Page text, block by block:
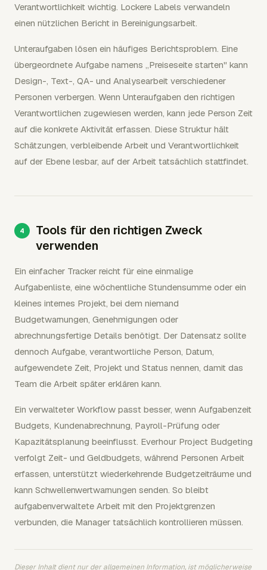
Verantwortlichkeit wichtig. Lockere Labels verwandeln
einen nützlichen Bericht in Bereinigungsarbeit.
Unteraufgaben lösen ein häufiges Berichtsproblem. Eine
übergeordnete Aufgabe namens „Preiseseite starten" kann
Design-, Text-, QA- und Analysearbeit verschiedener
Personen verbergen. Wenn Unteraufgaben den richtigen
Verantwortlichen zugewiesen werden, kann jede Person Zeit
auf die konkrete Aktivität erfassen. Diese Struktur hält
Schätzungen, verbleibende Arbeit und Verantwortlichkeit
auf der Ebene lesbar, auf der Arbeit tatsächlich stattfindet.
Tools für den richtigen Zweck
verwenden
Ein einfacher Tracker reicht für eine einmalige
Aufgabenliste, eine wöchentliche Stundensumme oder ein
kleines internes Projekt, bei dem niemand
Budgetwarnungen, Genehmigungen oder
abrechnungsfertige Details benötigt. Der Datensatz sollte
dennoch Aufgabe, verantwortliche Person, Datum,
aufgewendete Zeit, Projekt und Status nennen, damit das
Team die Arbeit später erklären kann.
Ein verwalteter Workflow passt besser, wenn Aufgabenzeit
Budgets, Kundenabrechnung, Payroll-Prüfung oder
Kapazitätsplanung beeinflusst. Everhour Project Budgeting
verfolgt Zeit- und Geldbudgets, während Personen Arbeit
erfassen, unterstützt wiederkehrende Budgetzeiträume und
kann Schwellenwertwarnungen senden. So bleibt
aufgabenverwaltete Arbeit mit den Projektgrenzen
verbunden, die Manager tatsächlich kontrollieren müssen.
Dieser Inhalt dient nur der allgemeinen Information, ist möglicherweise